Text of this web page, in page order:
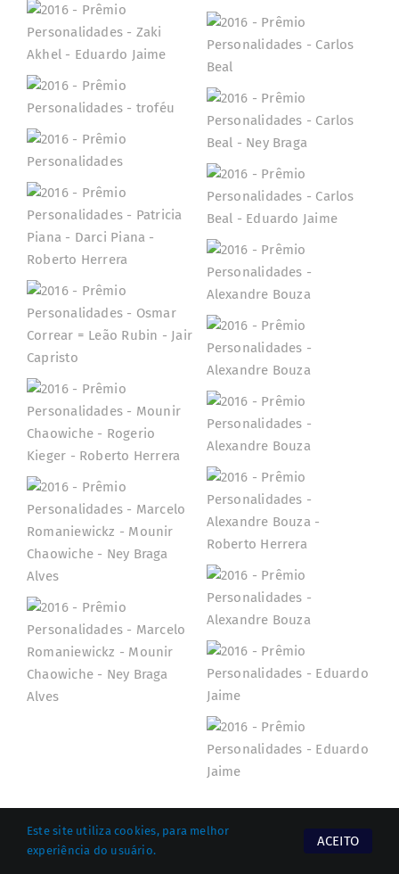
Este site utiliza cookies, para melhor
experiência do usuário.
ACEITO